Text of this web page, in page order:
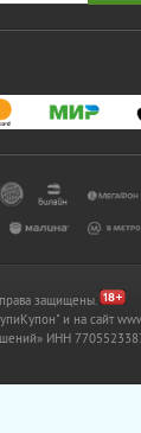
защищены.
и на сайт
ИНН